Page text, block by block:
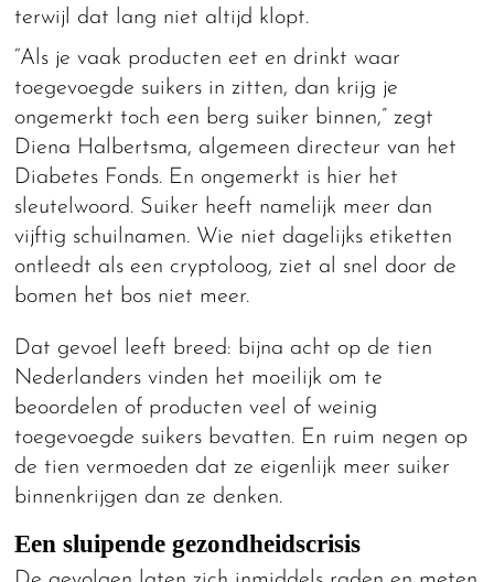
terwijl dat lang niet altijd klopt.
“Als je vaak producten eet en drinkt waar
toegevoegde suikers in zitten, dan krijg je
ongemerkt toch een berg suiker binnen,” zegt
Diena Halbertsma, algemeen directeur van het
Diabetes Fonds. En ongemerkt is hier het
sleutelwoord. Suiker heeft namelijk meer dan
vijftig schuilnamen. Wie niet dagelijks etiketten
ontleedt als een cryptoloog, ziet al snel door de
bomen het bos niet meer.
Dat gevoel leeft breed: bijna acht op de tien
Nederlanders vinden het moeilijk om te
beoordelen of producten veel of weinig
toegevoegde suikers bevatten. En ruim negen op
de tien vermoeden dat ze eigenlijk meer suiker
binnenkrijgen dan ze denken.
Een sluipende gezondheidscrisis